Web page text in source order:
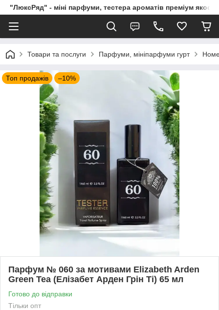
"ЛюксРяд" - міні парфуми, тестера ароматів преміум
Товари та послуги Парфуми, мініпарфуми гурт
Топ продажів –10%
Парфум № 060 за мотивами Elizabeth Arden
Green Tea (Елізабет Арден Грін Ті) 65 мл
Готово до відправки
Тільки опт